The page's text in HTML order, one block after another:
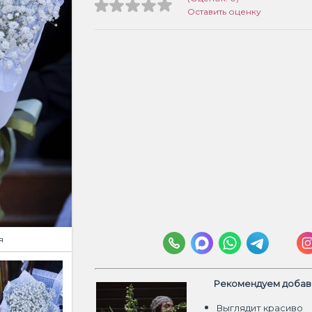
Оставить оценку
Рекомендуем
Выглядит красиво